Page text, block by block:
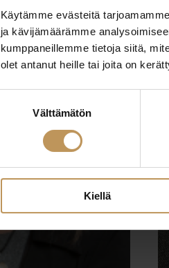
Käytämme evästeitä
ja kävijämäärämme
kumppaneillemme tietoja siitä,
olet antanut heille tai joita on
Välttämätön
Kiellä